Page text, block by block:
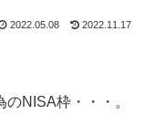
2022.05.08 2022.11.17
NISA枠・・・。